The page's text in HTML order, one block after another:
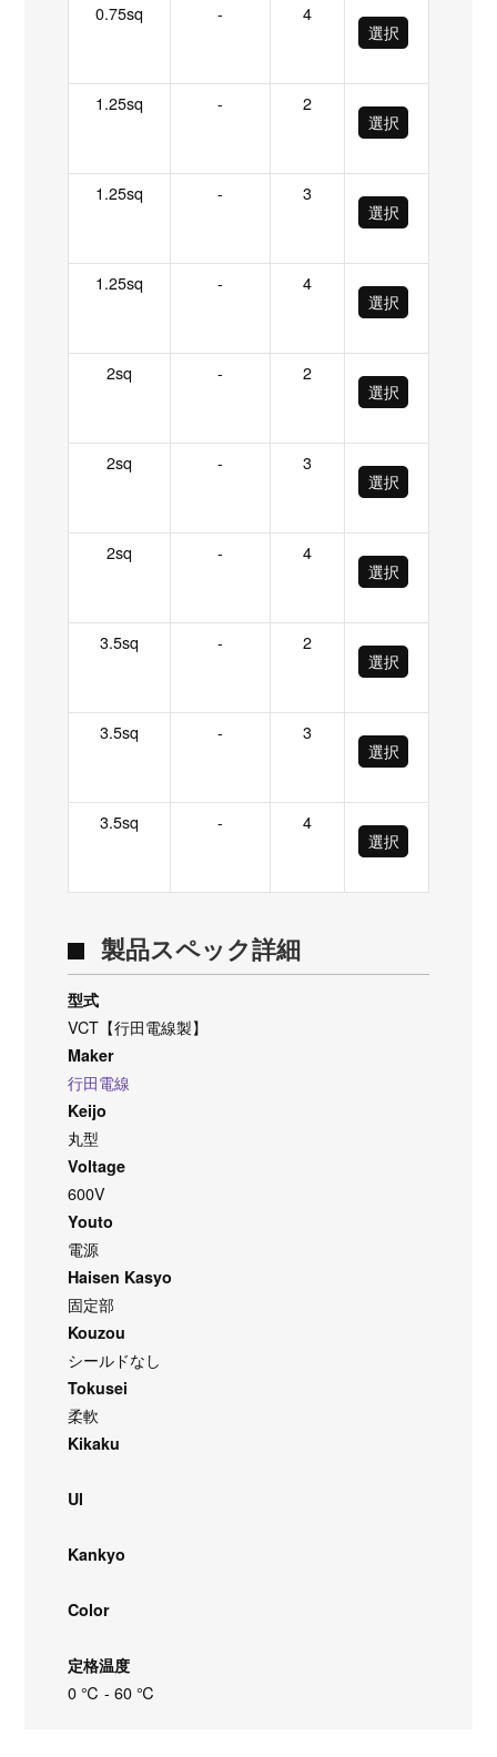
0.75sq -
4
選択
1.25sq -
2
選択
1.25sq -
3
選択
1.25sq -
4
選択
2sq -
2
選択
2sq -
3
選択
2sq -
4
選択
3.5sq -
2
選択
3.5sq -
3
選択
3.5sq -
4
選択
製品スペック詳細
型式
VCT【行田電線製】
Maker
行田電線
Keijo
丸型
Voltage
600V
Youto
電源
Haisen Kasyo
固定部
Kouzou
シールドなし
Tokusei
柔軟
Kikaku
Ul
Kankyo
Color
定格温度
0 ℃ - 60 ℃